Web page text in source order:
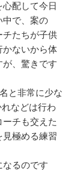
配して今日
中で、案の
たちが子供
かないから体
、驚きです
と非常に少な
などは行わ
チも交えた
見極める練習
なるのです